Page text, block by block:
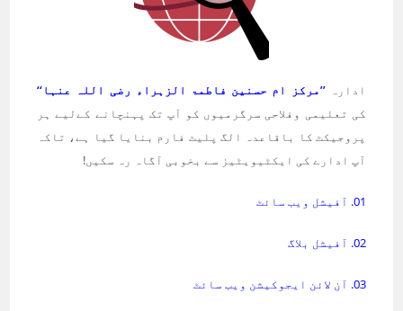
ادارہ’’مرکز ام حسنین فاطمۃ الزہراء رضی اللہ عنہا‘‘
کی تعلیمی وفلاحی سرگرمیوں کو آپ تک پہنچانے کےلیے ہر
پروجیکٹ کا باقاعدہ الگ پلیٹ فارم بنایا گیا ہے، تاکہ
آپ ادارے کی ایکٹیویٹیز سے بخوبی آگاہ رہ سکیں!
01. آفیشل ویب سائٹ
02. آفیشل بلاگ
03. آن لائن ایجوکیشن ویب سائٹ